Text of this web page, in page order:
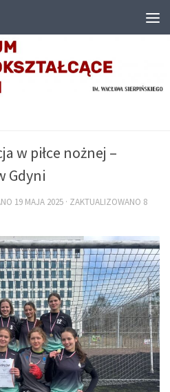
w piłce nożnej –
Gdyni
19 MAJA 2025 · ZAKTUALIZOWANO 8